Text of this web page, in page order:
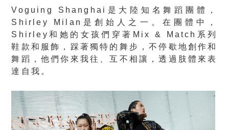
Voguing Shanghai是大陸知名舞蹈團體，
Shirley Milan是創始人之一。在團體中，
Shirley和她的女孩們穿著Mix & Match系列
鞋款和服飾，踩著獨特的舞步，不停歇地創作和
舞蹈，他們你來我往、互不相讓，透過肢體來表
達自我。